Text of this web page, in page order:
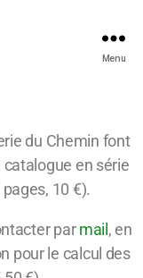
Menu
du Chemin font
catalogue en série
10 €).
parmail , en
pour le calcul des